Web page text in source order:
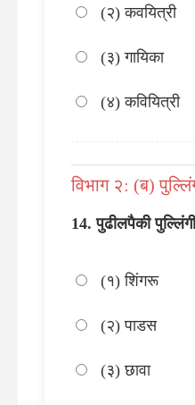
(२) कवयित्री
(३) गायिका
(४) कवियित्री
विभाग २: (ब)
पुढीलपैकी
(१) शिंगरू
(२) पाडस
(३) छावा